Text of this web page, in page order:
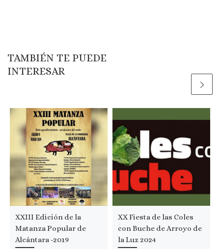
TAMBIÉN TE PUEDE
INTERESAR
XXIII Edición de la
Matanza Popular de
Alcántara -2019
XX Fiesta de las Coles
con Buche de Arroyo de
la Luz 2024